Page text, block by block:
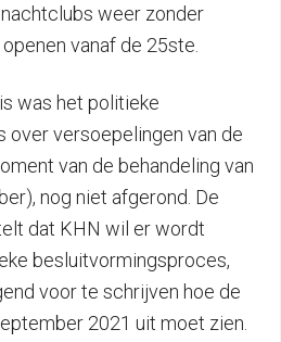
weer zonder
vanaf de 25ste.
was het politieke
over versoepelingen van de
van de behandeling van
nog niet afgerond. De
dat KHN wil er wordt
besluitvormingsproces,
voor te schrijven hoe de
2021 uit moet zien.